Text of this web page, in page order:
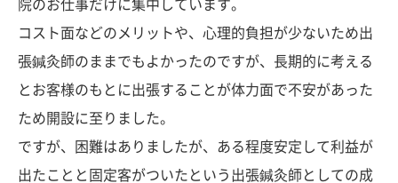
院のお仕事だけに集中しています。
コスト面などのメリットや、心理的負担が少ないため出
張鍼灸師のままでもよかったのですが、長期的に考える
とお客様のもとに出張することが体力面で不安があった
ため開設に至りました。
ですが、困難はありましたが、ある程度安定して利益が
出たことと固定客がついたという出張鍼灸師としての成